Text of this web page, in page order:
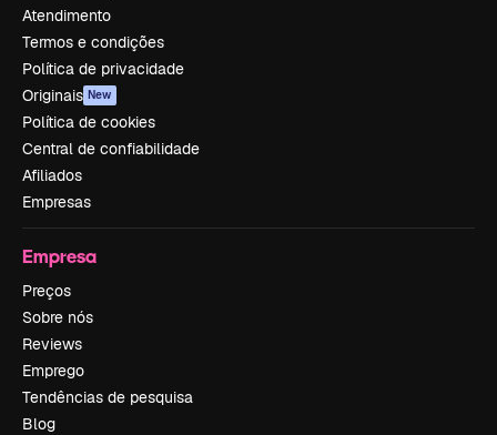
Atendimento
Termos e condições
Política de privacidade
Originais New
Política de cookies
Central de confiabilidade
Afiliados
Empresas
Empresa
Preços
Sobre nós
Reviews
Emprego
Tendências de pesquisa
Blog